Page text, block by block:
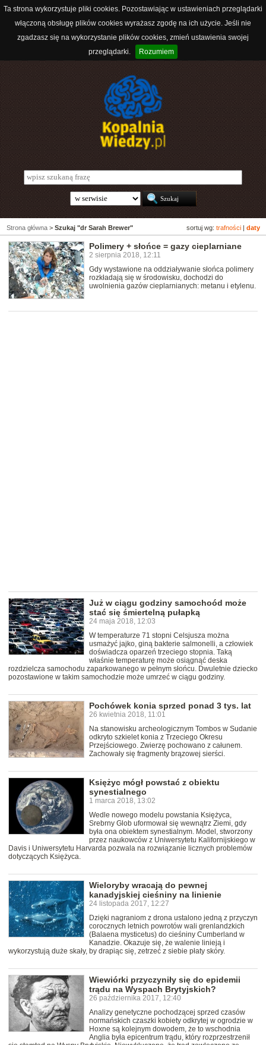
Ta strona wykorzystuje pliki cookies. Pozostawiając w ustawieniach przeglądarki
włączoną obsługę plików cookies wyrażasz zgodę na ich użycie. Jeśli nie
zgadzasz się na wykorzystanie plików cookies, zmień ustawienia swojej
przeglądarki.
Rozumiem
sortuj wg: trafności daty
Strona główna > Szukaj "dr Sarah Brewer"
Polimery + słońce = gazy cieplarniane
2 sierpnia 2018, 12:11
Gdy wystawione na oddziaływanie słońca polimery
rozkładają się w środowisku, dochodzi do
uwolnienia gazów cieplarnianych: metanu i etylenu.
Już w ciągu godziny samochoód może
stać się śmiertelną pułapką
24 maja 2018, 12:03
W temperaturze 71 stopni Celsjusza można
usmażyć jajko, giną bakterie salmonelli, a człowiek
doświadcza oparzeń trzeciego stopnia. Taką
właśnie temperaturę może osiągnąć deska
rozdzielcza samochodu zaparkowanego w pełnym słońcu. Dwuletnie dziecko
pozostawione w takim samochodzie może umrzeć w ciągu godziny.
Pochówek konia sprzed ponad 3 tys. lat
26 kwietnia 2018, 11:01
Na stanowisku archeologicznym Tombos w Sudanie
odkryto szkielet konia z Trzeciego Okresu
Przejściowego. Zwierzę pochowano z całunem.
Zachowały się fragmenty brązowej sierści.
Księżyc mógł powstać z obiektu
synestialnego
1 marca 2018, 13:02
Wedle nowego modelu powstania Księżyca,
Srebrny Glob uformował się wewnątrz Ziemi, gdy
była ona obiektem synestialnym. Model, stworzony
przez naukowców z Uniwersytetu Kalifornijskiego w
Davis i Uniwersytetu Harvarda pozwala na rozwiązanie licznych problemów
dotyczących Księżyca.
Wieloryby wracają do pewnej
kanadyjskiej cieśniny na linienie
24 listopada 2017, 12:27
Dzięki nagraniom z drona ustalono jedną z przyczyn
corocznych letnich powrotów wali grenlandzkich
(Balaena mysticetus) do cieśniny Cumberland w
Kanadzie. Okazuje się, że walenie linieją i
wykorzystują duże skały, by drapiąc się, zetrzeć z siebie płaty skóry.
Wiewiórki przyczyniły się do epidemii
trądu na Wyspach Brytyjskich?
26 października 2017, 12:40
Analizy genetyczne pochodzącej sprzed czasów
normańskich czaszki kobiety odkrytej w ogrodzie w
Hoxne są kolejnym dowodem, że to wschodnia
Anglia była epicentrum trądu, który rozprzestrzenił